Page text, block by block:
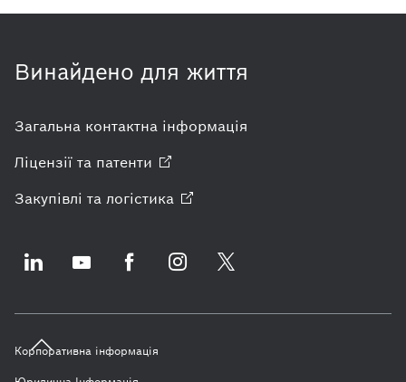
Винайдено для життя
Загальна контактна інформація
Ліцензії та патенти
Закупівлі та логістика
Корпоративна інформація